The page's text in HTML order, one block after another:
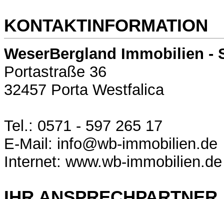
KONTAKTINFORMATION
WeserBergland Immobilien -
Portastraße 36
32457 Porta Westfalica
Tel.: 0571 - 597 265 17
E-Mail: info@wb-immobilien.de
Internet: www.wb-immobilien.de